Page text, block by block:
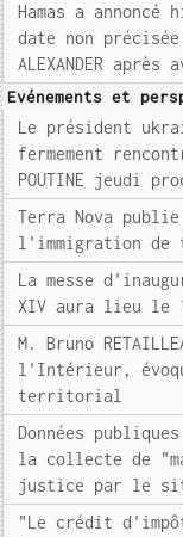
Hamas a
date non
ALEXANDER
Evénements et
Le président
fermement
POUTINE jeudi
Terra Nova
l'immigration de
La messe
XIV aura lieu le
M. Bruno
l'Intérieur,
territorial
Données
la collecte de
justice par le
"Le crédit